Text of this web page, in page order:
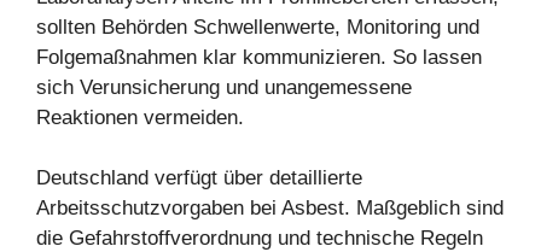
sollten Behörden Schwellenwerte, Monitoring und
Folgemaßnahmen klar kommunizieren. So lassen
sich Verunsicherung und unangemessene
Reaktionen vermeiden.
Deutschland verfügt über detaillierte
Arbeitsschutzvorgaben bei Asbest. Maßgeblich sind
die Gefahrstoffverordnung und technische Regeln